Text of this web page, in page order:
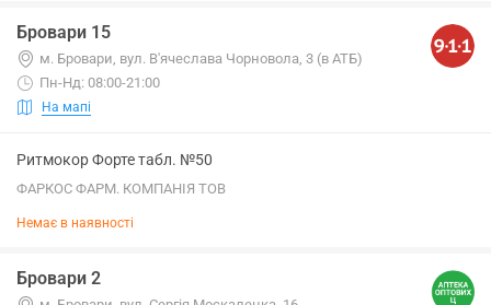
Бровари 15
м. Бровари, вул. В'ячеслава Чорновола, 3 (в АТБ)
Пн-Нд: 08:00-21:00
На мапі
Ритмокор Форте табл. №50
ФАРКОС ФАРМ. КОМПАНІЯ ТОВ
Немає в наявності
Бровари 2